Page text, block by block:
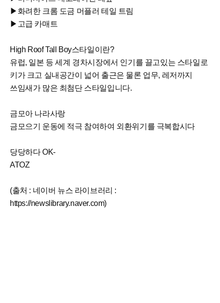
▶화려한 크롬 도금 머플러 테일 트림
▶고급 카매트
High Roof Tall Boy스타일이란?
유럽, 일본 등 세계 경차시장에서 인기를 끌고있는 스타일로
키가 크고 실내공간이 넓어 출근은 물론 업무, 레저까지
쓰임새가 많은 최첨단 스타일입니다.
금모아 나라사랑
금모으기 운동에 적극 참여하여 외환위기를 극복합시다
당당하다 OK-
ATOZ
(출처 : 네이버 뉴스 라이브러리 :
https://newslibrary.naver.com)